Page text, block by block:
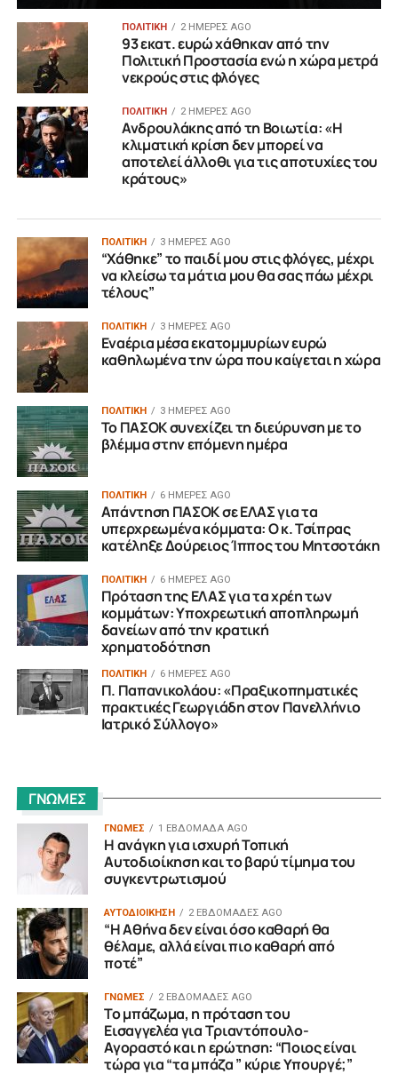
ΠΟΛΙΤΙΚΗ 2 ΗΜΈΡΕΣ AGO
93 εκατ. ευρώ χάθηκαν από την
Πολιτική Προστασία ενώ η χώρα μετρά
νεκρούς στις φλόγες
ΠΟΛΙΤΙΚΗ 2 ΗΜΈΡΕΣ AGO
Ανδρουλάκης από τη Βοιωτία: «Η
κλιματική κρίση δεν μπορεί να
αποτελεί άλλοθι για τις αποτυχίες του
κράτους»
ΠΟΛΙΤΙΚΗ 3 ΗΜΈΡΕΣ AGO
“Χάθηκε” το παιδί μου στις φλόγες, μέχρι
να κλείσω τα μάτια μου θα σας πάω μέχρι
τέλους”
ΠΟΛΙΤΙΚΗ 3 ΗΜΈΡΕΣ AGO
Εναέρια μέσα εκατομμυρίων ευρώ
καθηλωμένα την ώρα που καίγεται η χώρα
ΠΟΛΙΤΙΚΗ 3 ΗΜΈΡΕΣ AGO
Το ΠΑΣΟΚ συνεχίζει τη διεύρυνση με το
βλέμμα στην επόμενη ημέρα
ΠΟΛΙΤΙΚΗ 6 ΗΜΈΡΕΣ AGO
Απάντηση ΠΑΣΟΚ σε ΕΛΑΣ για τα
υπερχρεωμένα κόμματα: Ο κ. Τσίπρας
κατέληξε Δούρειος Ίππος του Μητσοτάκη
ΠΟΛΙΤΙΚΗ 6 ΗΜΈΡΕΣ AGO
Πρόταση της ΕΛΑΣ για τα χρέη των
κομμάτων: Υποχρεωτική αποπληρωμή
δανείων από την κρατική
χρηματοδότηση
ΠΟΛΙΤΙΚΗ 6 ΗΜΈΡΕΣ AGO
Π. Παπανικολάου: «Πραξικοπηματικές
πρακτικές Γεωργιάδη στον Πανελλήνιο
Ιατρικό Σύλλογο»
ΓΝΩΜΕΣ
ΓΝΩΜΕΣ 1 ΕΒΔΟΜΆΔΑ AGO
Η ανάγκη για ισχυρή Τοπική
Αυτοδιοίκηση και το βαρύ τίμημα του
συγκεντρωτισμού
ΑΥΤΟΔΙΟΙΚΗΣΗ 2 ΕΒΔΟΜΆΔΕΣ AGO
“H Αθήνα δεν είναι όσο καθαρή θα
θέλαμε, αλλά είναι πιο καθαρή από
ποτέ”
ΓΝΩΜΕΣ 2 ΕΒΔΟΜΆΔΕΣ AGO
Το μπάζωμα, η πρόταση του
Εισαγγελέα για Τριαντόπουλο-
Αγοραστό και η ερώτηση: “Ποιος είναι
τώρα για “τα μπάζα ” κύριε Υπουργέ;”